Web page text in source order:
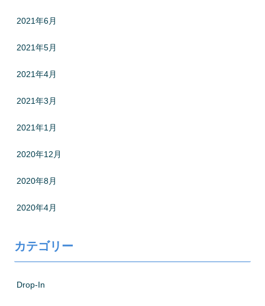
2021年6月
2021年5月
2021年4月
2021年3月
2021年1月
2020年12月
2020年8月
2020年4月
カテゴリー
Drop-In